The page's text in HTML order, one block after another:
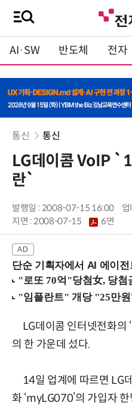
AI·SW 반도체 전자
통신 통신
LG데이콤 VoIP
란`
발행일 : 2008-07-15 16:00
지면 :2008-07-15 6면
단순 기획자에서 AI 에이전트의 세계관을
LG데이콤 인터넷전화의
의 한 가운데 섰다.
14일 업계에 따르면 LG
화 ‘myLG070’의 가입자